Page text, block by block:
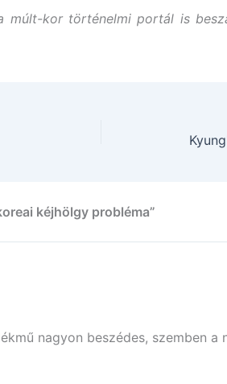
múlt-kor történelmi portál is
kéjhölgy probléma”
nagyon beszédes, szemben a